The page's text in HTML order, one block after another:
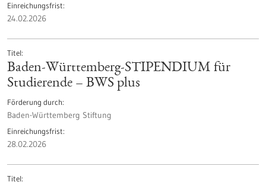
Einreichungsfrist
24.02.2026
Titel
Baden-Württemberg-STIPENDIUM für
Studierende – BWS plus
Förderung durch
Baden-Württemberg Stiftung
Einreichungsfrist
28.02.2026
Titel